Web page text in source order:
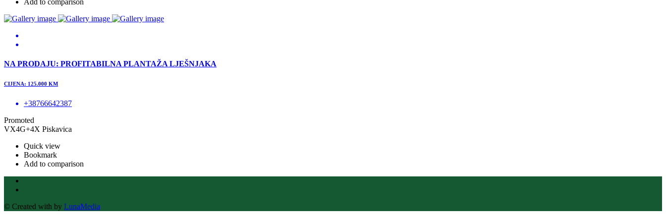
Add to comparison
NA PRODAJU: PROFITABILNA PLANTAŽA LJEŠNJAKA
CIJENA: 125.000 KM
+38766642387
Promoted
VX4G+4X Piskavica
Quick view
Bookmark
Add to comparison
© Created with by LunaMedia